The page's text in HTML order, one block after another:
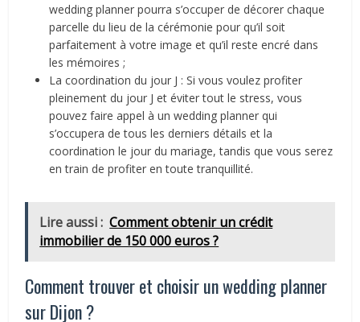
wedding planner pourra s’occuper de décorer chaque
parcelle du lieu de la cérémonie pour qu’il soit
parfaitement à votre image et qu’il reste encré dans
les mémoires ;
La coordination du jour J : Si vous voulez profiter
pleinement du jour J et éviter tout le stress, vous
pouvez faire appel à un wedding planner qui
s’occupera de tous les derniers détails et la
coordination le jour du mariage, tandis que vous serez
en train de profiter en toute tranquillité.
Lire aussi : Comment obtenir un crédit
immobilier de 150 000 euros ?
Comment trouver et choisir un wedding planner
sur Dijon ?